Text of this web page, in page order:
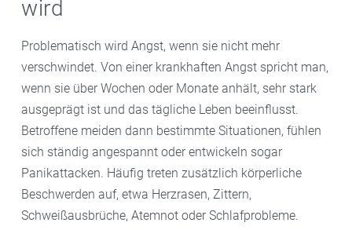
wird
Problematisch wird Angst, wenn sie nicht mehr
verschwindet. Von einer krankhaften Angst spricht man,
wenn sie über Wochen oder Monate anhält, sehr stark
ausgeprägt ist und das tägliche Leben beeinflusst.
Betroffene meiden dann bestimmte Situationen, fühlen
sich ständig angespannt oder entwickeln sogar
Panikattacken. Häufig treten zusätzlich körperliche
Beschwerden auf, etwa Herzrasen, Zittern,
Schweißausbrüche, Atemnot oder Schlafprobleme.